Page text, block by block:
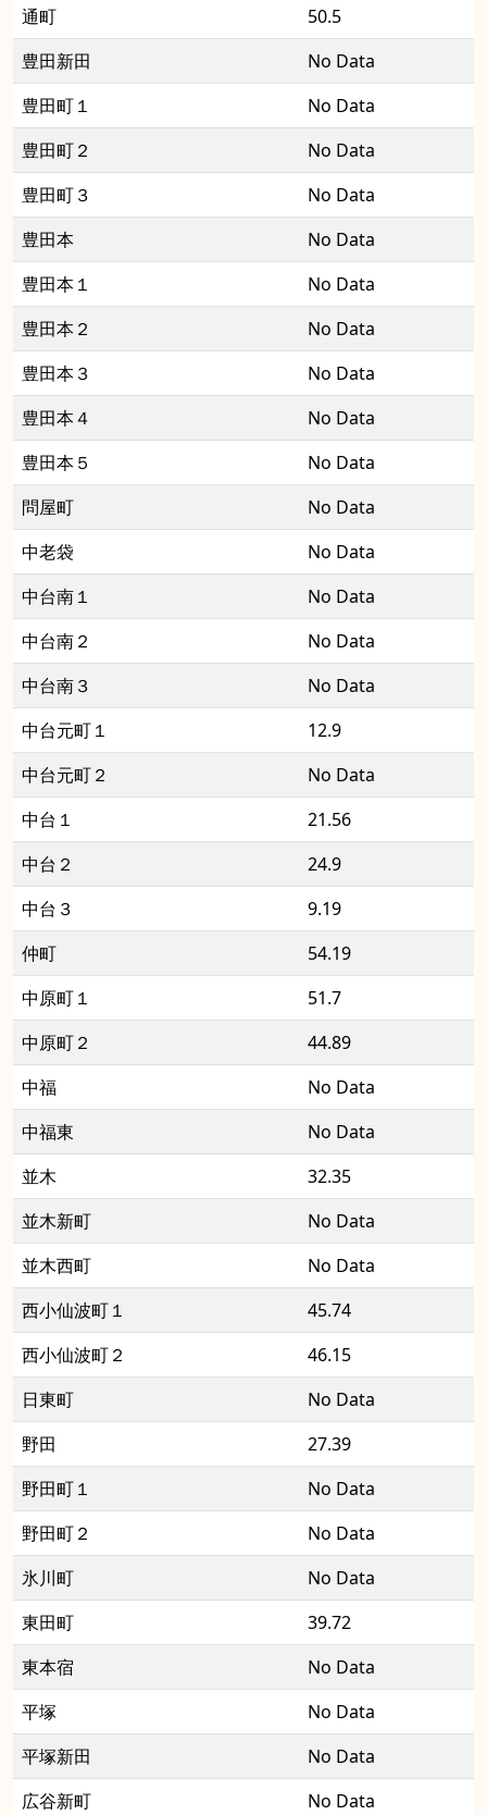
通町
50.5
豊田新田
No Data
豊田町１
No Data
豊田町２
No Data
豊田町３
No Data
豊田本
No Data
豊田本１
No Data
豊田本２
No Data
豊田本３
No Data
豊田本４
No Data
豊田本５
No Data
問屋町
No Data
中老袋
No Data
中台南１
No Data
中台南２
No Data
中台南３
No Data
中台元町１
12.9
中台元町２
No Data
中台１
21.56
中台２
24.9
中台３
9.19
仲町
54.19
中原町１
51.7
中原町２
44.89
中福
No Data
中福東
No Data
並木
32.35
並木新町
No Data
並木西町
No Data
西小仙波町１
45.74
西小仙波町２
46.15
日東町
No Data
野田
27.39
野田町１
No Data
野田町２
No Data
氷川町
No Data
東田町
39.72
東本宿
No Data
平塚
No Data
平塚新田
No Data
広谷新町
No Data